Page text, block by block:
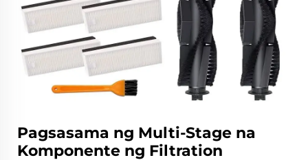
Pagsasama ng Multi-Stage na
Komponente ng Filtration